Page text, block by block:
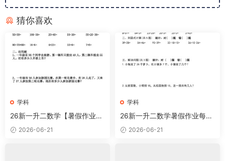
猜你喜欢
学科
26新一升二数学【暑假作业】
全58套计算（通用）一下
2026-06-21
学科
26新一升二数学暑假作业每日
一练30天-一下
2026-06-21